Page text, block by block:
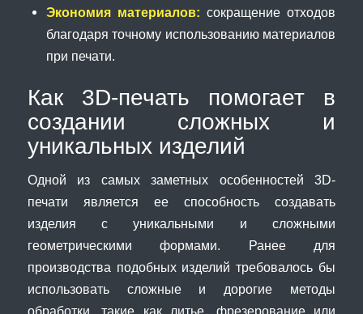
Экономия материалов: сокращение отходов
благодаря точному использованию материалов
при печати.
Как 3D-печать помогает в
создании сложных и
уникальных изделий
Одной из самых заметных особенностей 3D-
печати является ее способность создавать
изделия с уникальными и сложными
геометрическими формами. Ранее для
производства подобных изделий требовалось бы
использовать сложные и дорогие методы